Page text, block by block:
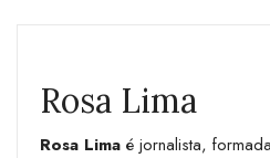
Rosa Lima
Rosa Lima é jornalista,